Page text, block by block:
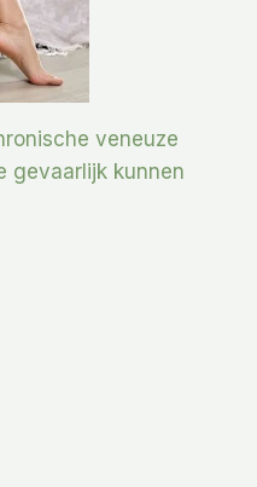
veneuze
gevaarlijk kunnen